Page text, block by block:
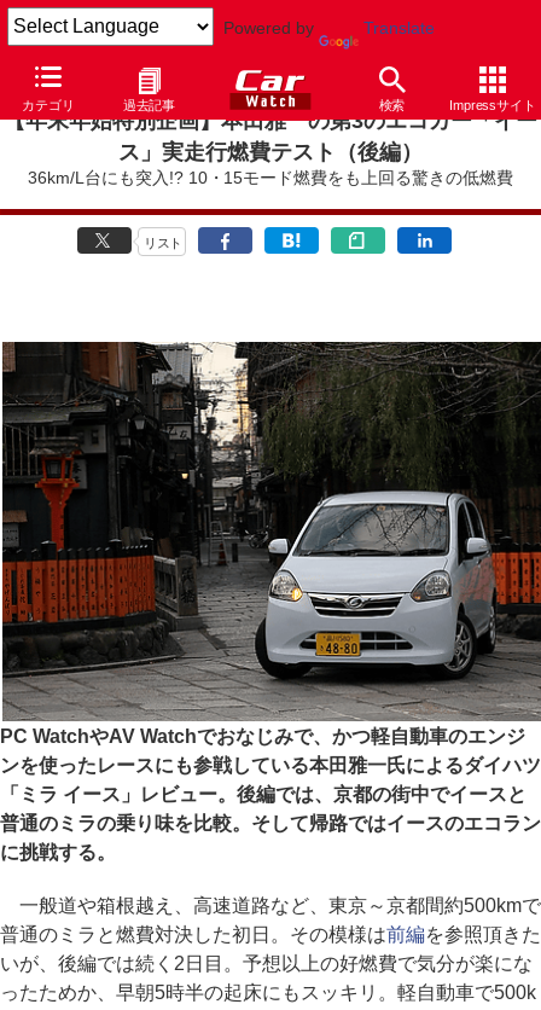
Powered by Translate
カテゴリ 過去記事 検索 Impressサイト
【年末年始特別企画】本田雅一の第3のエコカー「イー
ス」実走行燃費テスト（後編）
36km/L台にも突入!? 10・15モード燃費をも上回る驚きの低燃費
リスト
PC WatchやAV Watchでおなじみで、かつ軽自動車のエンジ
ンを使ったレースにも参戦している本田雅一氏によるダイハツ
「ミラ イース」レビュー。後編では、京都の街中でイースと
普通のミラの乗り味を比較。そして帰路ではイースのエコラン
に挑戦する。
一般道や箱根越え、高速道路など、東京～京都間約500kmで
普通のミラと燃費対決した初日。その模様は前編を参照頂きた
いが、後編では続く2日目。予想以上の好燃費で気分が楽にな
ったためか、早朝5時半の起床にもスッキリ。軽自動車で500k